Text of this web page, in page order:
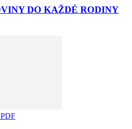
DO KAŽDÉ RODINY